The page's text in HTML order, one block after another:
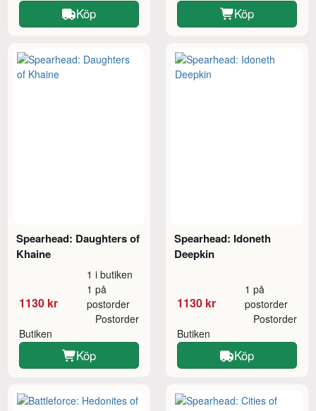
Köp Köp
Spearhead: Daughters of
Khaine
1130 kr
1 i butiken
1 på
postorder
Butiken
Postorder
Köp
Spearhead: Idoneth
Deepkin
1130 kr
1 på
postorder
Butiken
Postorder
Köp